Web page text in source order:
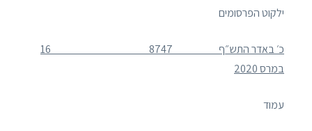
ילקוט הפרסומים
כ׳ באדר התש״ף 8747
16
במרס2020
עמוד